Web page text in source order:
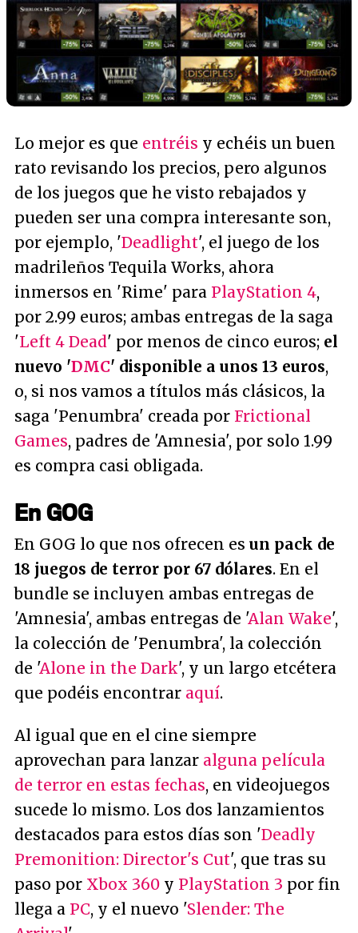
Lo mejor es que entréis y echéis un buen
rato revisando los precios, pero algunos
de los juegos que he visto rebajados y
pueden ser una compra interesante son,
por ejemplo, 'Deadlight', el juego de los
madrileños Tequila Works, ahora
inmersos en 'Rime' para PlayStation 4,
por 2.99 euros; ambas entregas de la saga
'Left 4 Dead' por menos de cinco euros; el
nuevo 'DMC' disponible a unos 13 euros,
o, si nos vamos a títulos más clásicos, la
saga 'Penumbra' creada por Frictional
Games, padres de 'Amnesia', por solo 1.99
es compra casi obligada.
En GOG
En GOG lo que nos ofrecen es un pack de
18 juegos de terror por 67 dólares. En el
bundle se incluyen ambas entregas de
'Amnesia', ambas entregas de 'Alan Wake',
la colección de 'Penumbra', la colección
de 'Alone in the Dark', y un largo etcétera
que podéis encontrar aquí.
Al igual que en el cine siempre
aprovechan para lanzar alguna película
de terror en estas fechas, en videojuegos
sucede lo mismo. Los dos lanzamientos
destacados para estos días son 'Deadly
Premonition: Director's Cut', que tras su
paso por Xbox 360 y PlayStation 3 por fin
llega a PC, y el nuevo 'Slender: The